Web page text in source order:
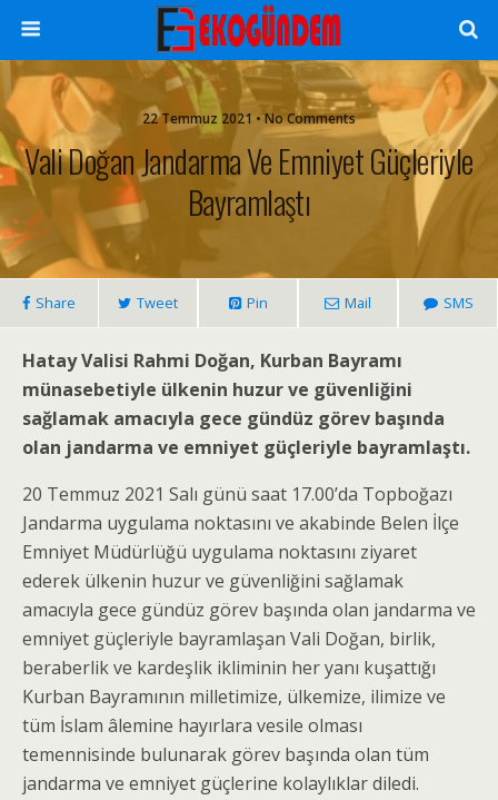
22 Temmuz 2021 • No Comments
Vali Doğan Jandarma Ve Emniyet Güçleriyle
Bayramlaştı
Share Tweet Pin Mail SMS
Hatay Valisi Rahmi Doğan, Kurban Bayramı
münasebetiyle ülkenin huzur ve güvenliğini
sağlamak amacıyla gece gündüz görev başında
olan jandarma ve emniyet güçleriyle bayramlaştı.
20 Temmuz 2021 Salı günü saat 17.00’da Topboğazı
Jandarma uygulama noktasını ve akabinde Belen İlçe
Emniyet Müdürlüğü uygulama noktasını ziyaret
ederek ülkenin huzur ve güvenliğini sağlamak
amacıyla gece gündüz görev başında olan jandarma ve
emniyet güçleriyle bayramlaşan Vali Doğan, birlik,
beraberlik ve kardeşlik ikliminin her yanı kuşattığı
Kurban Bayramının milletimize, ülkemize, ilimize ve
tüm İslam âlemine hayırlara vesile olması
temennisinde bulunarak görev başında olan tüm
jandarma ve emniyet güçlerine kolaylıklar diledi.